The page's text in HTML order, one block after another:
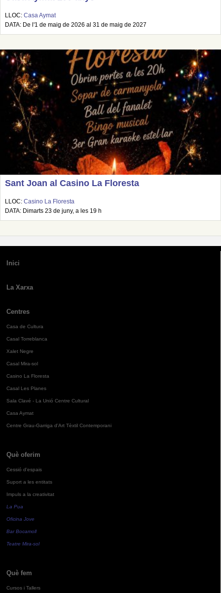
LLOC: Casa Aymat
DATA: De l'1 de maig de 2026 al 31 de maig de 2027
Sant Joan al Casino La Floresta
LLOC: Casino La Floresta
DATA: Dimarts 23 de juny, a les 19 h
Inici
La Xarxa
Centres
Casa de Cultura
Casal Torreblanca
Xalet Negre
Casal Mira-sol
Casino La Floresta
Casal Les Planes
Sala Clavé - La Unió Centre Cultural
Casa Aymat
Centre Grau-Garriga d'Art Tèxtil Contemporani
Què oferim
Cessió d'espais
Suport a les entitats
Impuls a la creativitat
La Pua
Oficina Jove
Bar Bocamoll
Teatre Mira-sol
Què fem
Cursos i Tallers